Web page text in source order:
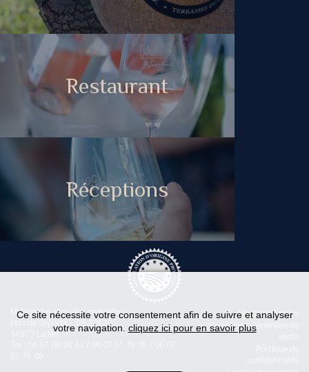
Restaurant
Réceptions
Maison des Vins du Languedoc
Mas de Saporta - CS 30030
34973 Lattes
Mentions légales
Conditions Générales de
Ce site nécessite votre consentement afin de suivre et analyser
votre navigation. cliquez ici pour en savoir plus